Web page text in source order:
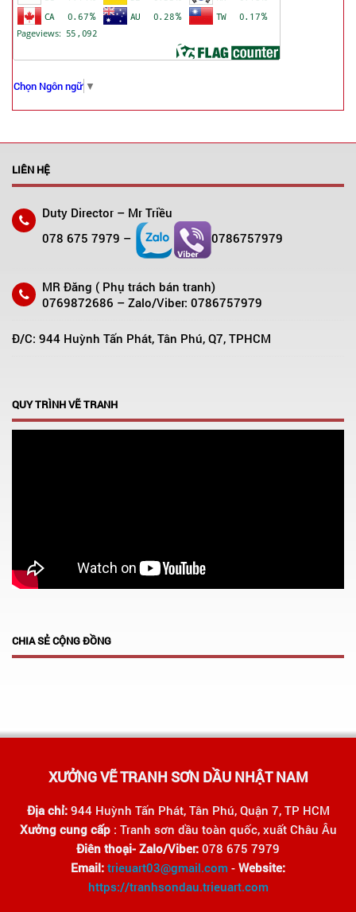
Chọn Ngôn ngữ ▼
LIÊN HỆ
Duty Director – Mr Triều
078 675 7979 –
0786757979
MR Đăng ( Phụ trách bán tranh)
0769872686 – Zalo/Viber: 0786757979
Đ/C: 944 Huỳnh Tấn Phát, Tân Phú, Q7, TPHCM
QUY TRÌNH VẼ TRANH
CHIA SẺ CỘNG ĐỒNG
XƯỞNG VẼ TRANH SƠN DẦU NHẬT NAM
Địa chỉ:944 Huỳnh Tấn Phát, Tân Phú, Quận 7, TP HCM
Xưởng cung cấp: Tranh sơn dầu toàn quốc, xuất Châu Âu
Điên thoại- Zalo/Viber: 078 675 7979
Email: trieuart03@gmail.com - Website:
https://tranhsondau.trieuart.com